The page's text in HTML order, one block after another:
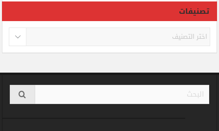
تصنيفات
تصنيفات